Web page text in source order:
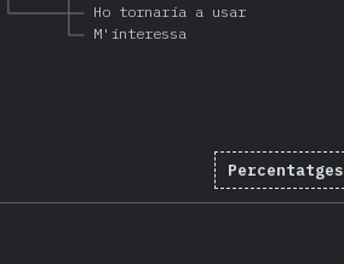
Ho tornaria a usar
M'interessa
Percentatges